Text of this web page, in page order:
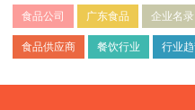
食品公司 广东食品 企业名录
食品供应商 餐饮行业 行业